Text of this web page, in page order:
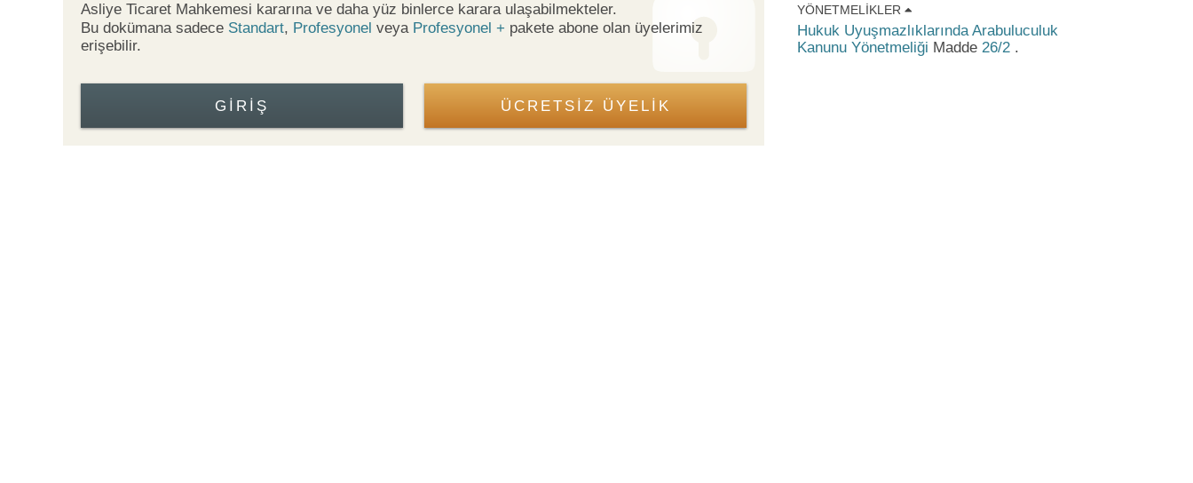
Asliye Ticaret Mahkemesi kararına ve daha yüz binlerce karara ulaşabilmekteler.
Bu dokümana sadece Standart, Profesyonel veya Profesyonel + pakete abone olan üyelerimiz
erişebilir.
GIRIŞ ÜCRETSİZ ÜYELİK
YÖNETMELIKLER
Hukuk Uyuşmazlıklarında Arabuluculuk
Kanunu Yönetmeliği Madde 26/2 .